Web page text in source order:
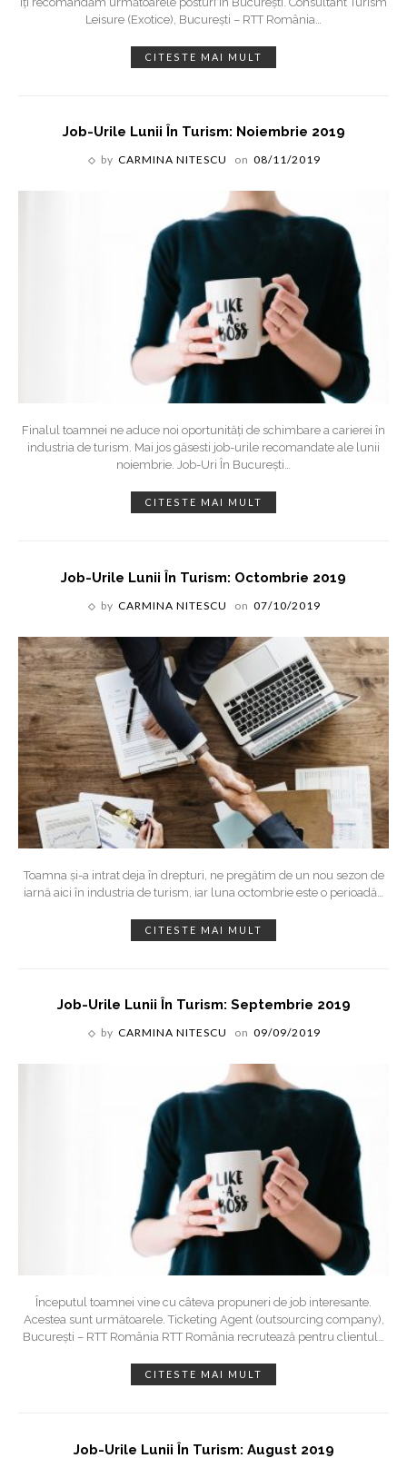
Leisure (Exotice), București – RTT România…
CITESTE MAI MULT
Job-Urile Lunii În Turism: Noiembrie 2019
by CARMINA NITESCU on 08/11/2019
Finalul toamnei ne aduce noi oportunități de schimbare a carierei în
industria de turism. Mai jos găsesti job-urile recomandate ale lunii
noiembrie. Job-Uri În București
CITESTE MAI MULT
Job-Urile Lunii În Turism: Octombrie 2019
by CARMINA NITESCU on 07/10/2019
Toamna și-a intrat deja în drepturi, ne pregătim de un nou sezon de
iarnă aici în industria de turism, iar luna octombrie este o perioadă
CITESTE MAI MULT
Job-Urile Lunii În Turism: Septembrie 2019
by CARMINA NITESCU on 09/09/2019
Începutul toamnei vine cu câteva propuneri de job interesante.
Acestea sunt următoarele. Ticketing Agent (outsourcing company),
București – RTT România RTT România recrutează pentru clientul
CITESTE MAI MULT
Job-Urile Lunii În Turism: August 2019